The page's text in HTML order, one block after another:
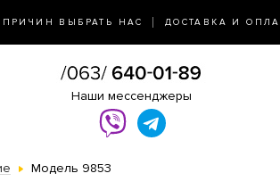
ПРИЧИН ВЫБРАТЬ НАС ДОСТАВКА И
Наши мессенджеры
Модель 9853